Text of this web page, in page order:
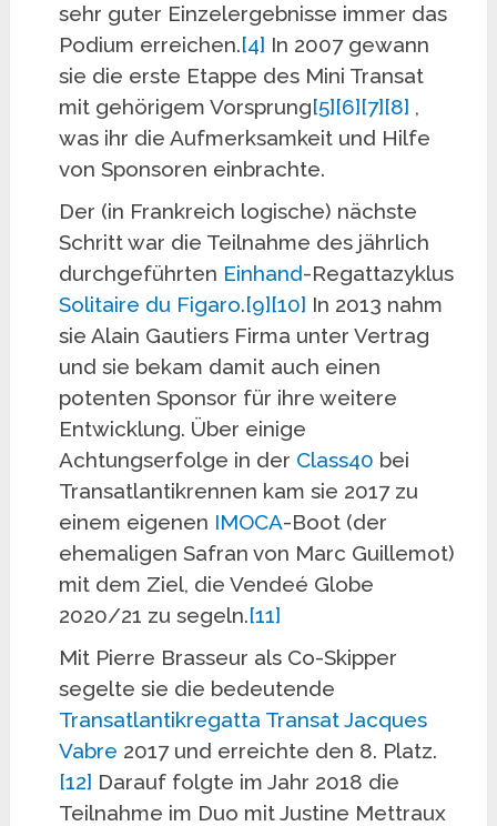
sehr guter Einzelergebnisse immer das
Podium erreichen.[4] In 2007 gewann
sie die erste Etappe des Mini Transat
mit gehörigem Vorsprung[5][6][7][8] ,
was ihr die Aufmerksamkeit und Hilfe
von Sponsoren einbrachte.
Der (in Frankreich logische) nächste
Schritt war die Teilnahme des jährlich
durchgeführten Einhand-Regattazyklus
Solitaire du Figaro.[9][10] In 2013 nahm
sie Alain Gautiers Firma unter Vertrag
und sie bekam damit auch einen
potenten Sponsor für ihre weitere
Entwicklung. Über einige
Achtungserfolge in der Class40 bei
Transatlantikrennen kam sie 2017 zu
einem eigenen IMOCA-Boot (der
ehemaligen Safran von Marc Guillemot)
mit dem Ziel, die Vendeé Globe
2020/21 zu segeln.[11]
Mit Pierre Brasseur als Co-Skipper
segelte sie die bedeutende
Transatlantikregatta Transat Jacques
Vabre 2017 und erreichte den 8. Platz.
[12] Darauf folgte im Jahr 2018 die
Teilnahme im Duo mit Justine Mettraux